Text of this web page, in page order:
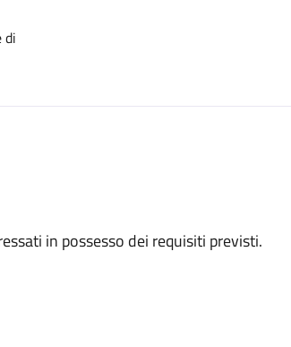
di
in possesso dei requisiti previsti.